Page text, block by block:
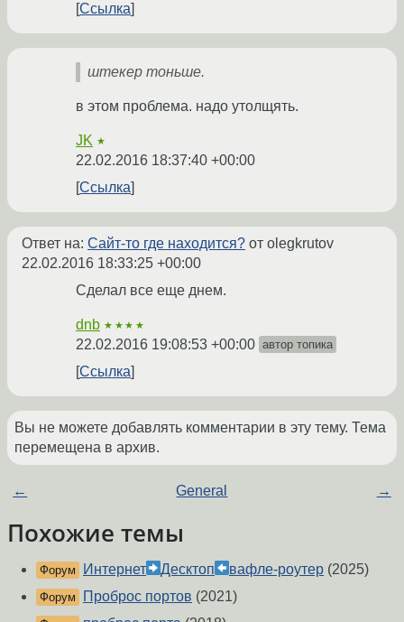
Ссылка
штекер тоньше.
в этом проблема. надо утолщять.
JK ★
22.02.2016 18:37:40 +00:00
Ссылка
Ответ на: Сайт-то где находится? от olegkrutov
22.02.2016 18:33:25 +00:00
Сделал все еще днем.
dnb ★★★★
22.02.2016 19:08:53 +00:00 автор топика
Ссылка
Вы не можете добавлять комментарии в эту тему. Тема
перемещена в архив.
← General →
Похожие темы
Форум Интернет Десктоп вафле-роутер (2025)
Форум Проброс портов (2021)